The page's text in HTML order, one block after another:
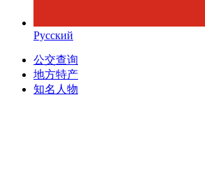
Русский
公交查询
地方特产
知名人物